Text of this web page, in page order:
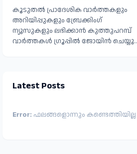
കൂടുതൽ പ്രാദേശിക വാർത്തകളും
അറിയിപ്പുകളും ബ്രേക്കിംഗ്
ന്യൂസുകളും ലഭിക്കാൻ കുത്തുപറമ്പ്
വാർത്തകൾ ഗ്രൂപ്പിൽ ജോയിൻ ചെയ്യൂ..
Latest Posts
Error: ഫലങ്ങളൊന്നും കണ്ടെത്തിയില്ല